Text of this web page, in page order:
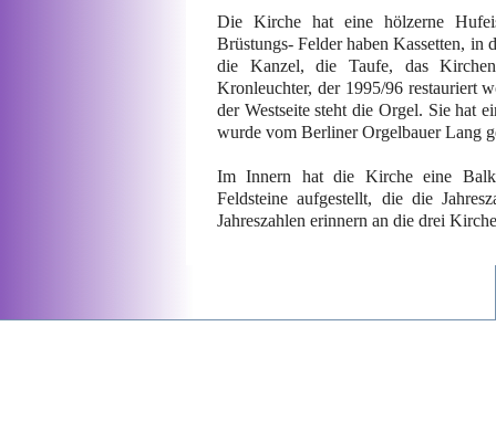
Die Kirche hat eine hölzerne
Brüstungs- Felder haben Kassetten,
die Kanzel, die Taufe, das
Kronleuchter, der 1995/96 restauriert
der Westseite steht die Orgel. Sie hat
wurde vom Berliner Orgelbauer Lang
Im Innern hat die Kirche eine
Feldsteine aufgestellt, die die
Jahreszahlen erinnern an die drei